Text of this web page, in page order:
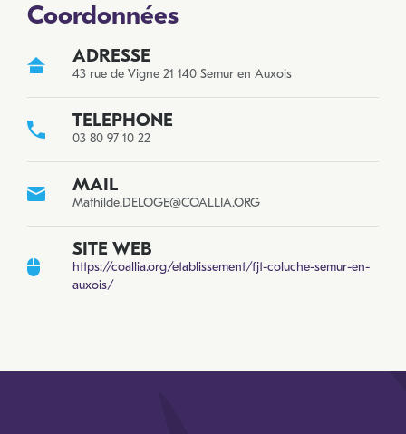
Coordonnées
ADRESSE
43 rue de Vigne 21 140 Semur en Auxois
TELEPHONE
03 80 97 10 22
MAIL
Mathilde.DELOGE@COALLIA.ORG
SITE WEB
https://coallia.org/etablissement/fjt-coluche-semur-en-
auxois/